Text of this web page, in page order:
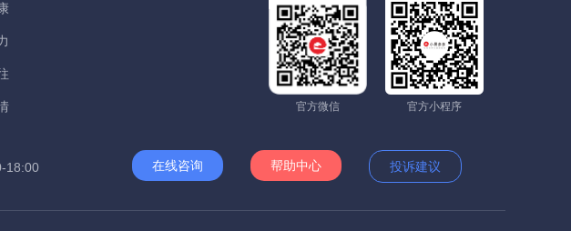
官方微信 官方小程序
18:00 在线咨询 帮助中心 投诉建议